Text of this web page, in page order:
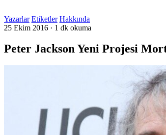
Yazarlar Etiketler Hakkında
25 Ekim 2016 · 1 dk okuma
Peter Jackson Yeni Projesi